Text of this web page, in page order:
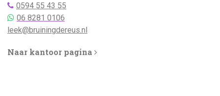
Telefoonnummer
bellen:
0594 55 43 55
Telefoonnummer
WhatsApp:
06 8281 0106
Emailadres:
leek@bruiningdereus.nl
Naar kantoor pagina